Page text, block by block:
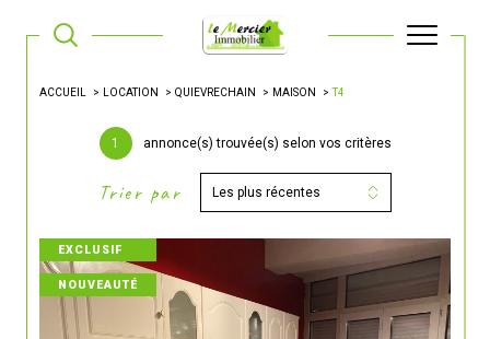
ACCUEIL LOCATION QUIEVRECHAIN MAISON T4
1 annonce(s) trouvée(s) selon vos critères
Trier par Les plus récentes
EXCLUSIF
NOUVEAUTÉ